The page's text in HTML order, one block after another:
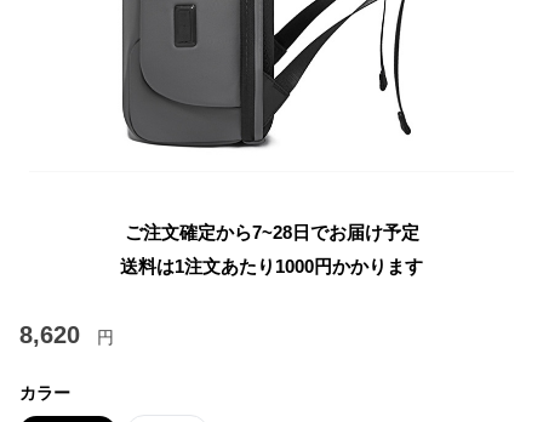
ご注文確定から7~28日でお届け予定
送料は1注文あたり 1000円かかります
8,620 円
カラー